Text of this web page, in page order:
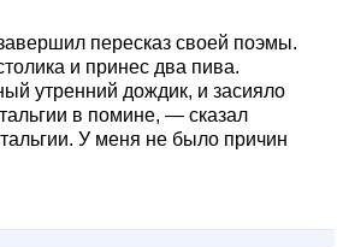
пересказ своей поэмы.
и принес два пива.
утренний дождик, и засияло
в помине, — сказал
У меня не было причин